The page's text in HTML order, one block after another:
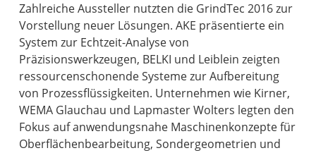
Zahlreiche Aussteller nutzten die GrindTec 2016 zur
Vorstellung neuer Lösungen. AKE präsentierte ein
System zur Echtzeit-Analyse von
Präzisionswerkzeugen, BELKI und Leiblein zeigten
ressourcenschonende Systeme zur Aufbereitung
von Prozessflüssigkeiten. Unternehmen wie Kirner,
WEMA Glauchau und Lapmaster Wolters legten den
Fokus auf anwendungsnahe Maschinenkonzepte für
Oberflächenbearbeitung, Sondergeometrien und